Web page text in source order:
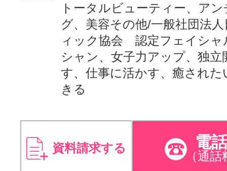
トータルビューティー、ア
グ、美容その他/一般社団法
ィック協会 認定フェイシャ
シャン、女子力アップ、独立
す、仕事に活かす、癒された
きる
資料請求する 電
（通話